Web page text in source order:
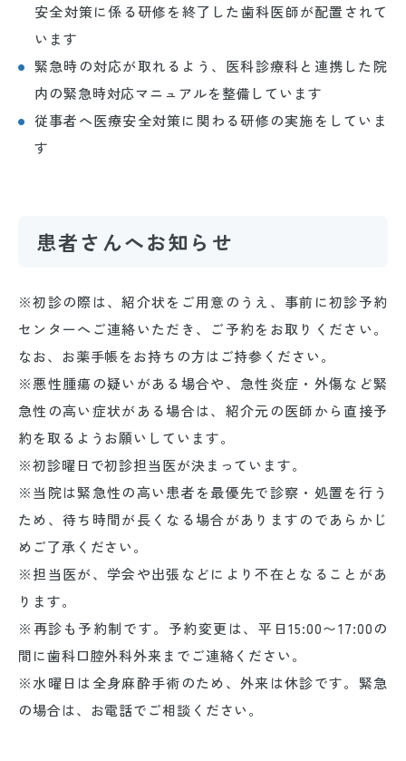
安全対策に係る研修を終了した歯科医師が配置されて
います
緊急時の対応が取れるよう、医科診療科と連携した院
内の緊急時対応マニュアルを整備しています
従事者へ医療安全対策に関わる研修の実施をしていま
す
患者さんへお知らせ
※初診の際は、紹介状をご用意のうえ、事前に初診予約
センターへご連絡いただき、ご予約をお取りください。
なお、お薬手帳をお持ちの方はご持参ください。
※悪性腫瘍の疑いがある場合や、急性炎症・外傷など緊
急性の高い症状がある場合は、紹介元の医師から直接予
約を取るようお願いしています。
※初診曜日で初診担当医が決まっています。
※当院は緊急性の高い患者を最優先で診察・処置を行う
ため、待ち時間が長くなる場合がありますのであらかじ
めご了承ください。
※担当医が、学会や出張などにより不在となることがあ
ります。
※再診も予約制です。予約変更は、平日15:00〜17:00の
間に歯科口腔外科外来までご連絡ください。
※水曜日は全身麻酔手術のため、外来は休診です。緊急
の場合は、お電話でご相談ください。